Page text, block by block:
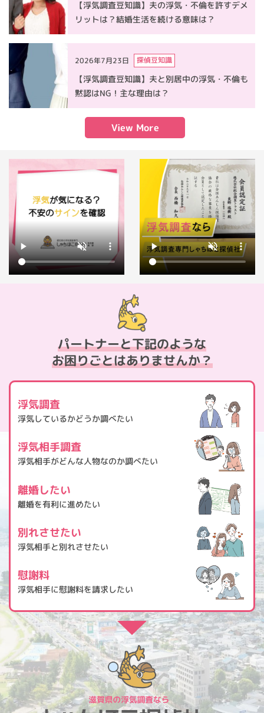
【浮気調査豆知識】夫の浮気・不倫を許すデメ
リットは？結婚生活を続ける意味は？
2026年7月23日 探偵豆知識
【浮気調査豆知識】夫と別居中の浮気・不倫も
黙認はNG！主な理由は？
View More
パートナーと下記のような
お困りごとはありませんか？
浮気調査
浮気しているかどうか調べたい
浮気相手調査
浮気相手がどんな人物なのか調べたい
離婚したい
離婚を有利に進めたい
別れさせたい
浮気相手と別れさせたい
慰謝料
浮気相手に慰謝料を請求したい